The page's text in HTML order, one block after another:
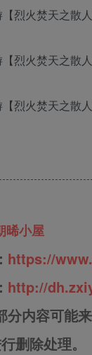
晞小屋
https://
http://
分内容可能
删除处理。